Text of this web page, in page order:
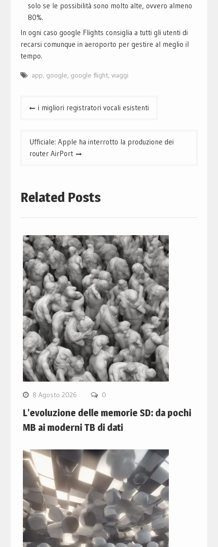
solo se le possibilità sono molto alte, ovvero almeno
80%.
In ogni caso google Flights consiglia a tutti gli utenti di
recarsi comunque in aeroporto per gestire al meglio il
tempo.
app, google, google flight, viaggi
Navigazione
i migliori registratori vocali esistenti
Ufficiale: Apple ha interrotto la produzione dei
router AirPort
Related Posts
8 Agosto 2026 0
L’evoluzione delle memorie SD: da pochi
MB ai moderni TB di dati